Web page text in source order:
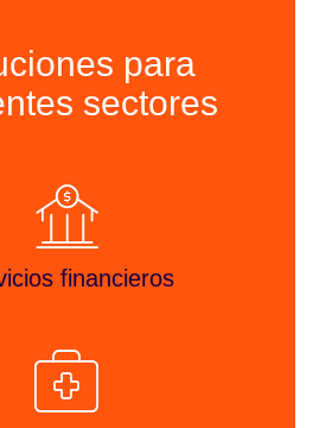
para
sectores
financieros